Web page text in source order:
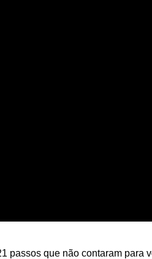
passos que não contaram para